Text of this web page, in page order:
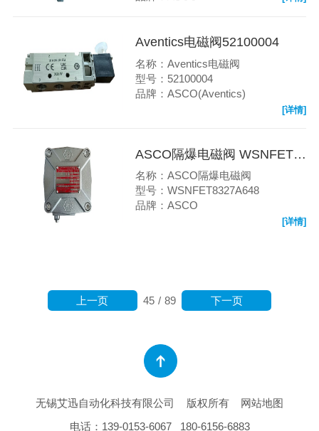
Aventics电磁阀52100004
名称：Aventics电磁阀
型号：52100004
品牌：ASCO(Aventics)
[详情]
ASCO隔爆电磁阀 WSNFET8327A648
名称：ASCO隔爆电磁阀
型号：WSNFET8327A648
品牌：ASCO
[详情]
45 / 89
上一页 下一页
无锡艾迅自动化科技有限公司 版权所有
网站地图
电话： 139-0153-6067 180-6156-6883